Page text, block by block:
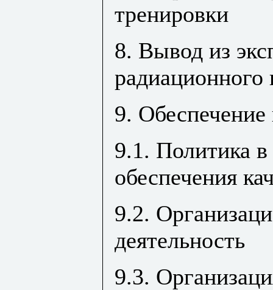
тренировки
8. Вывод из
радиационного
9. Обеспечение
9.1. Политика в
обеспечения
9.2.
деятельность
9.3.